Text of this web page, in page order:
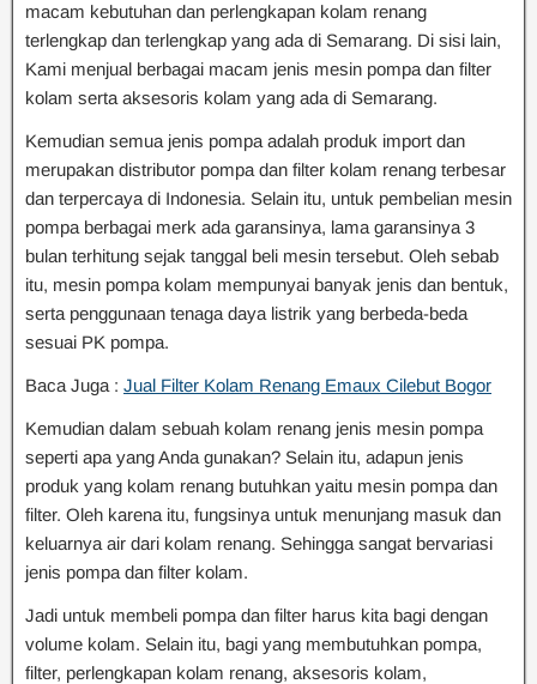
macam kebutuhan dan perlengkapan kolam renang
terlengkap dan terlengkap yang ada di Semarang. Di sisi lain,
Kami menjual berbagai macam jenis mesin pompa dan filter
kolam serta aksesoris kolam yang ada di Semarang.
Kemudian semua jenis pompa adalah produk import dan
merupakan distributor pompa dan filter kolam renang terbesar
dan terpercaya di Indonesia. Selain itu, untuk pembelian mesin
pompa berbagai merk ada garansinya, lama garansinya 3
bulan terhitung sejak tanggal beli mesin tersebut. Oleh sebab
itu, mesin pompa kolam mempunyai banyak jenis dan bentuk,
serta penggunaan tenaga daya listrik yang berbeda-beda
sesuai PK pompa.
Baca Juga : Jual Filter Kolam Renang Emaux Cilebut Bogor
Kemudian dalam sebuah kolam renang jenis mesin pompa
seperti apa yang Anda gunakan? Selain itu, adapun jenis
produk yang kolam renang butuhkan yaitu mesin pompa dan
filter. Oleh karena itu, fungsinya untuk menunjang masuk dan
keluarnya air dari kolam renang. Sehingga sangat bervariasi
jenis pompa dan filter kolam.
Jadi untuk membeli pompa dan filter harus kita bagi dengan
volume kolam. Selain itu, bagi yang membutuhkan pompa,
filter, perlengkapan kolam renang, aksesoris kolam,